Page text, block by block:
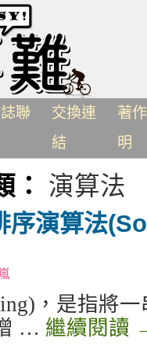
聯
交換連
結
著
明
： 演算法
序演算法
，是指將
… 繼續閱讀